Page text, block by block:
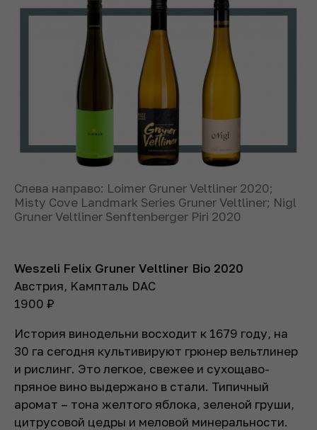
Слева направо: Loimer Gruner Veltliner 2020;
Misty Cove Landmark Series Gruner Veltliner; Nigl
Gruner Veltliner Senftenberger Piri 2020
Weszeli Felix Gruner Veltliner Bio 2020
Австрия, Kампталь DAC
1900 ₽
История винодельни восходит к 1679 году, на
30 га сегодня культивируют грюнер вельтлинер
и рислинг. Это легкое, свежее и сухощаво-
пряное вино выдержано в стали. Типичный
аромат – тона желтого яблока, зеленой груши,
цитрусовой цедры и меловой минеральности.